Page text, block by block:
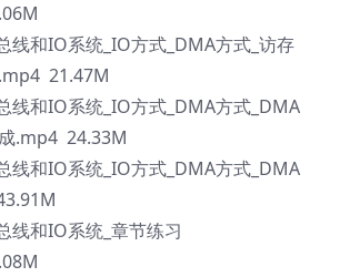
和IO系统_IO方式_DMA方式_访存
21.47M
和IO系统_IO方式_DMA方式_DMA
.mp4 24.33M
和IO系统_IO方式_DMA方式_DMA
和IO系统_章节练习